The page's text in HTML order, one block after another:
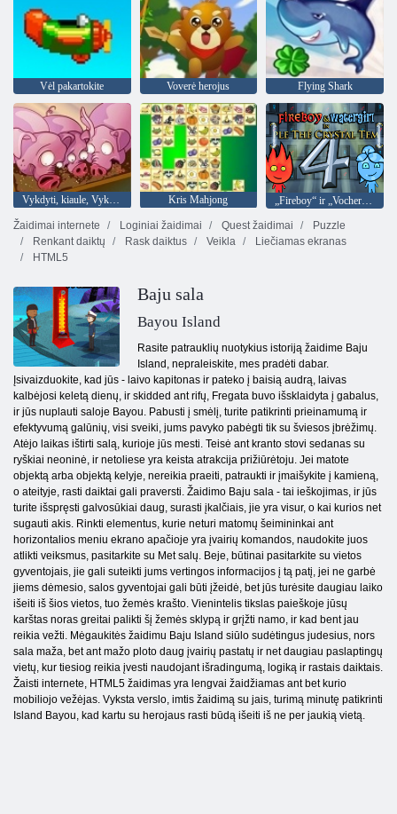
Vėl pakartokite Voverė herojus Flying Shark
Kris Mahjong
„Fireboy“ ir „Vochergirl 4“: „Crystal Temple“
Žaidimai internete
Loginiai žaidimai Quest žaidimai
Puzzle
Renkant daiktų
Rask daiktus Veikla
Liečiamas ekranas
HTML5
Baju sala
Bayou Island
Rasite patrauklių nuotykius istoriją žaidime Baju
Island, nepraleiskite, mes pradėti dabar.
Įsivaizduokite, kad jūs - laivo kapitonas ir pateko į baisią audrą, laivas
kalbėjosi keletą dienų, ir skidded ant rifų, Fregata buvo išsklaidyta į gabalus,
ir jūs nuplauti saloje Bayou. Pabusti į smėlį, turite patikrinti prieinamumą ir
efektyvumą galūnių, visi sveiki, jums pavyko pabėgti tik su šviesos įbrėžimų.
Atėjo laikas ištirti salą, kurioje jūs mesti. Teisė ant kranto stovi sedanas su
ryškiai neoninė, ir netoliese yra keista atrakcija prižiūrėtoju. Jei matote
objektą arba objektą kelyje, nereikia praeiti, patraukti ir įmaišykite į kamieną,
o ateityje, rasti daiktai gali praversti. Žaidimo Baju sala - tai ieškojimas, ir jūs
turite išspręsti galvosūkiai daug, surasti įkalčiais, jie yra visur, o kai kurios net
sugauti akis. Rinkti elementus, kurie neturi matomų šeimininkai ant
horizontalios meniu ekrano apačioje yra įvairių komandos, naudokite juos
atlikti veiksmus, pasitarkite su Met salų. Beje, būtinai pasitarkite su vietos
gyventojais, jie gali suteikti jums vertingos informacijos į tą patį, jei ne garbė
jiems dėmesio, salos gyventojai gali būti įžeidė, bet jūs turėsite daugiau laiko
išeiti iš šios vietos, tuo žemės krašto. Vienintelis tikslas paieškoje jūsų
karštas noras greitai palikti šį žemės sklypą ir grįžti namo, ir kad bent jau
reikia vežti. Mėgaukitės žaidimu Baju Island siūlo sudėtingus judesius, nors
sala maža, bet ant mažo ploto daug įvairių pastatų ir net daugiau paslaptingų
vietų, kur tiesiog reikia įvesti naudojant išradingumą, logiką ir rastais daiktais.
Žaisti internete, HTML5 žaidimas yra lengvai žaidžiamas ant bet kurio
mobiliojo vežėjas. Vyksta verslo, imtis žaidimą su jais, turimą minutę patikrinti
Island Bayou, kad kartu su herojaus rasti būdą išeiti iš ne per jaukią vietą.